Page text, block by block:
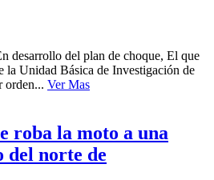
del plan de choque, El que
la Unidad Básica de Investigación de
orden... Ver Mas
roba la moto a una
del norte de